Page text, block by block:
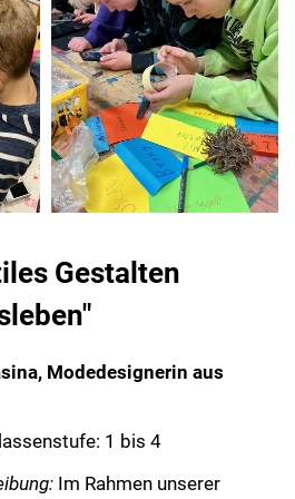
Gestalten
Modedesignerin aus
1 bis 4
Im Rahmen unserer